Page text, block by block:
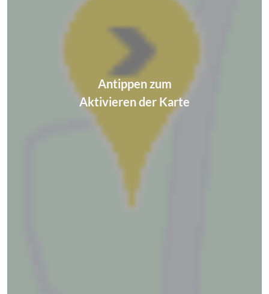
Antippen zum
Aktivieren der Karte